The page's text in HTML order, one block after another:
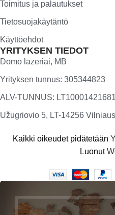
Toimitus ja palautukset
Tietosuojakäytäntö
Käyttöehdot
YRITYKSEN TIEDOT
Domo lazeriai, MB
Yrityksen tunnus: 305344823
ALV-TUNNUS:
Užugriovio 5, LT-14256
Kaikki oikeudet pidätetään
Luonut